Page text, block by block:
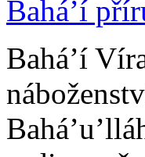
Bahá’í
Bahá’í